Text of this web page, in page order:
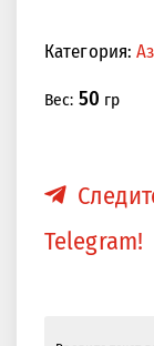
Категория:
Вес: 50 гр
Telegram!